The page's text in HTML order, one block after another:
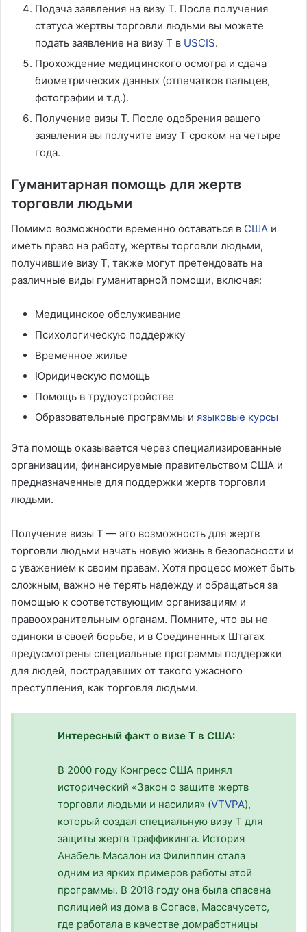
Подача заявления на визу T. После получения
статуса жертвы торговли людьми вы можете
подать заявление на визу T в USCIS.
Прохождение медицинского осмотра и сдача
биометрических данных (отпечатков пальцев,
фотографии и т.д.).
Получение визы T. После одобрения вашего
заявления вы получите визу T сроком на четыре
года.
Гуманитарная помощь для жертв
торговли людьми
Помимо возможности временно оставаться в США и
иметь право на работу, жертвы торговли людьми,
получившие визу T, также могут претендовать на
различные виды гуманитарной помощи, включая:
Медицинское обслуживание
Психологическую поддержку
Временное жилье
Юридическую помощь
Помощь в трудоустройстве
Образовательные программы и языковые курсы
Эта помощь оказывается через специализированные
организации, финансируемые правительством США и
предназначенные для поддержки жертв торговли
людьми.
Получение визы T — это возможность для жертв
торговли людьми начать новую жизнь в безопасности и
с уважением к своим правам. Хотя процесс может быть
сложным, важно не терять надежду и обращаться за
помощью к соответствующим организациям и
правоохранительным органам. Помните, что вы не
одиноки в своей борьбе, и в Соединенных Штатах
предусмотрены специальные программы поддержки
для людей, пострадавших от такого ужасного
преступления, как торговля людьми.
Интересный факт о визе T в США:
В 2000 году Конгресс США принял
исторический «Закон о защите жертв
торговли людьми и насилия» (VTVPA),
который создал специальную визу T для
защиты жертв траффикинга. История
Анабель Масалон из Филиппин стала
одним из ярких примеров работы этой
программы. В 2018 году она была спасена
полицией из дома в Согасе, Массачусетс,
где работала в качестве домработницы